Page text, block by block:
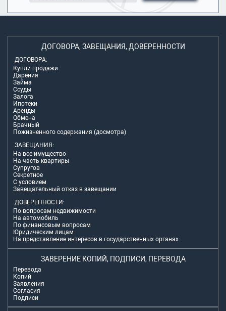
ДОГОВОРА, ЗАВЕЩАНИЯ, ДОВЕРЕННОСТИ
ДОГОВОРА:
Купли продажи
Дарения
Займа
Ссуды
Залога
Ипотеки
Аренды
Обмена
Брачный
Пожизненного содержания (досмотра)
ЗАВЕЩАНИЯ:
На все имущество
На часть квартиры
Супругов
Секретное
С условием
Завещательный отказ в завещании
ДОВЕРЕННОСТИ:
По вопросам недвижимости
На автомобиль
По финансовым вопросам
Юридическим лицам
На представление интересов в государственных органах
ЗАВЕРЕНИЕ КОПИЙ, ПОДПИСИ, ПЕРЕВОДА
Перевода
Копий
Заявления
Согласия
Подписи